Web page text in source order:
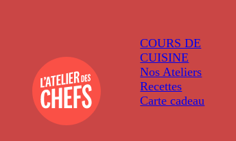
COURS DE
CUISINE
Nos Ateliers
Recettes
Carte cadeau